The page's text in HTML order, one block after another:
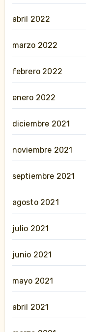
abril 2022
marzo 2022
febrero 2022
enero 2022
diciembre 2021
noviembre 2021
septiembre 2021
agosto 2021
julio 2021
junio 2021
mayo 2021
abril 2021